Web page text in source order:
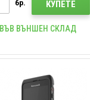
бр. КУПЕТЕ
ВЪВ ВЪНШЕН СКЛАД